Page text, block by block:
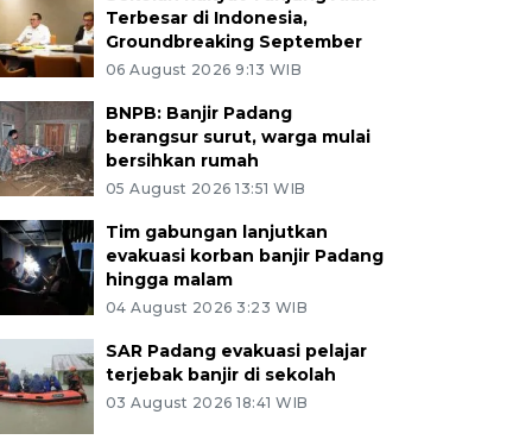
Terbesar di Indonesia,
Groundbreaking September
06 August 2026 9:13 WIB
BNPB: Banjir Padang
berangsur surut, warga mulai
bersihkan rumah
05 August 2026 13:51 WIB
Tim gabungan lanjutkan
evakuasi korban banjir Padang
hingga malam
04 August 2026 3:23 WIB
SAR Padang evakuasi pelajar
terjebak banjir di sekolah
03 August 2026 18:41 WIB